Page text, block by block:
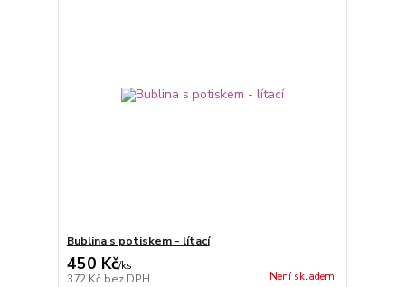
Bublina s potiskem - lítací
450 Kč/ks
372 Kč bez DPH Není skladem